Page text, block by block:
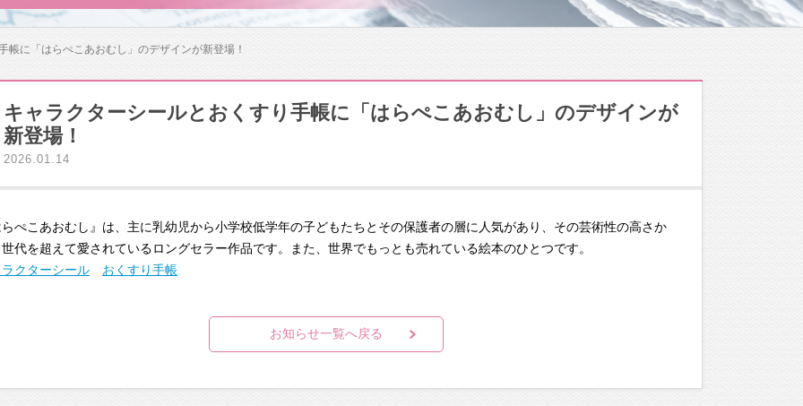
帳に「はらぺこあおむし」のデザインが新登場！
キャラクターシールとおくすり手帳に「はらぺこあおむし」のデザインが
新登場！
ぺこあおむし』は、主に乳幼児から小学校低学年の子どもたちとその保護者の層に人気があり、その芸術性の高さか
代を超えて愛されているロングセラー作品です。また、世界でもっとも売れている絵本のひとつです。
クターシール
おくすり手帳
お知らせ一覧へ戻る